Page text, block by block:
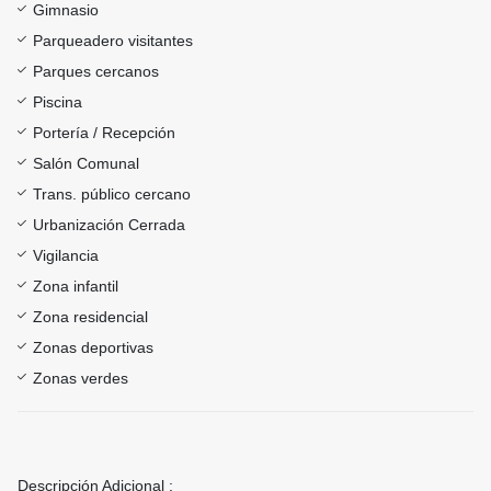
Gimnasio
Parqueadero visitantes
Parques cercanos
Piscina
Portería / Recepción
Salón Comunal
Trans. público cercano
Urbanización Cerrada
Vigilancia
Zona infantil
Zona residencial
Zonas deportivas
Zonas verdes
Descripción Adicional :